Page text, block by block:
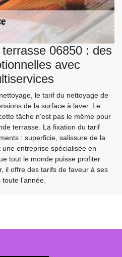
06850 : des
avec
le tarif du nettoyage de
de la surface à laver. Le
tâche n’est pas le même pour
terrasse. La fixation du tarif
: superficie, salissure de la
entreprise spécialisée en
tout le monde puisse profiter
il offre des tarifs de faveur à ses
l’année.